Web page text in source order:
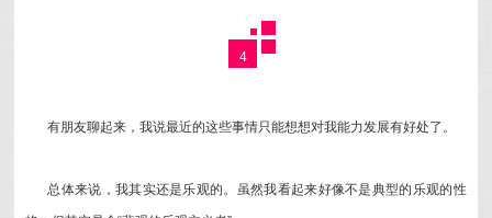
4
有朋友聊起来，我说最近的这些事情只能想想对我能力发展有好处了。
总体来说，我其实还是乐观的。虽然我看起来好像不是典型的乐观的性